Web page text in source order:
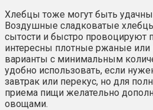
Хлебцы тоже могут быть
Воздушные сладковатые
сытости и быстро провоцируют
интересны плотные ржаные
варианты с минимальным
удобно использовать, если
завтрак или перекус, но для
приема пищи желательно
овощами.